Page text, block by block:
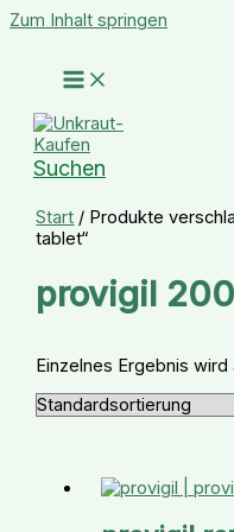
Zum Inhalt springen
Suchen
Start / Produkte
tablet“
provigil
Einzelnes Ergebnis